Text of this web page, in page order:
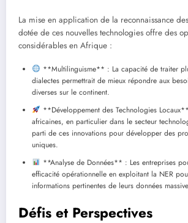
La mise en application de la reconnaissance
dotée de ces nouvelles technologies offre des
considérables en Afrique :
**Multilinguisme** : La capacité de traiter
dialectes permettrait de mieux répondre aux
diverses sur le continent.
**Développement des Technologies
africaines, en particulier dans le secteur
parti de ces innovations pour développer des
uniques.
**Analyse de Données** : Les entreprises
efficacité opérationnelle en exploitant la NER
informations pertinentes de leurs données
Défis et Perspectives